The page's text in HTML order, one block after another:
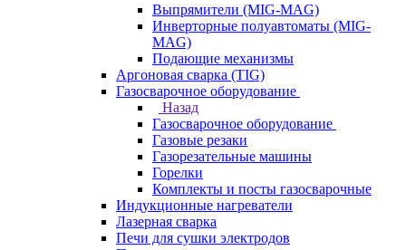
Выпрямители (MIG-MAG)
Инверторные полуавтоматы (MIG-
MAG)
Подающие механизмы
Аргоновая сварка (TIG)
Газосварочное оборудование
Назад
Газосварочное оборудование
Газовые резаки
Газорезательные машины
Горелки
Комплекты и посты газосварочные
Индукционные нагреватели
Лазерная сварка
Печи для сушки электродов